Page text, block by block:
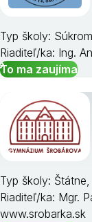
Typ školy:
Riaditeľ/ka: Ing.
To ma zaujíma
Typ školy:
Riaditeľ/ka: Mgr.
www.srobarka.sk